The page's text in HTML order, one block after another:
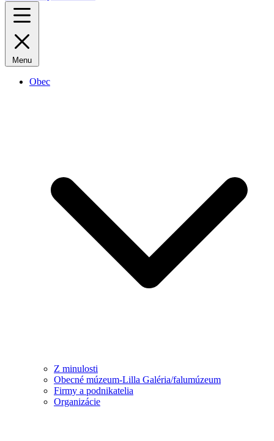
Menu
Obec
Z minulosti
Obecné múzeum-Lilla Galéria/falumúzeum
Firmy a podnikatelia
Organizácie